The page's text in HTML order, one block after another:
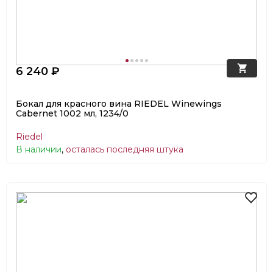
6 240 ₽
Бокал для красного вина RIEDEL Winewings
Cabernet 1002 мл, 1234/0
Riedel
В наличии, осталась последняя штука